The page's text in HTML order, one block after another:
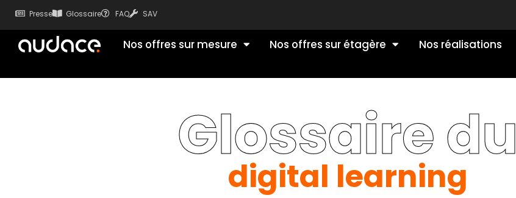
Presse Glossaire FAQ SAV
Nos offres sur mesure Nos offres sur étagère Nos réalisations
Glossaire du
digital learning